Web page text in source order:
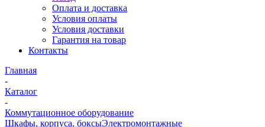
Оплата и доставка
Условия оплаты
Условия доставки
Гарантия на товар
Контакты
Главная
-
Каталог
-
Коммутационное оборудование
Шкафы, корпуса, боксыЭлектромонтажные